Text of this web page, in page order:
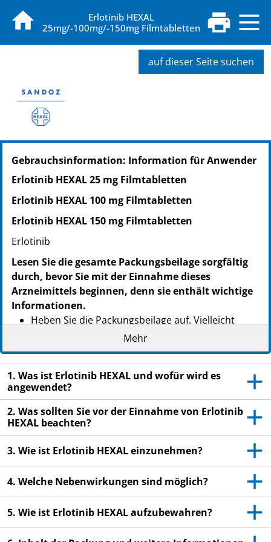
Erlotinib HEXAL
25mg/-100mg/-150mg Filmtabletten
auf dieser Seite suchen
PZN: 16121266
PPN: 111612126633
NTIN: 04150161212661
Gebrauchsinformation: Information für Anwender
Erlotinib HEXAL 25 mg Filmtabletten
Erlotinib HEXAL 100 mg Filmtabletten
Erlotinib HEXAL 150 mg Filmtabletten
Erlotinib
Lesen Sie die gesamte Packungsbeilage sorgfältig
durch, bevor Sie mit der Einnahme dieses
Arzneimittels beginnen, denn sie enthält wichtige
Informationen.
Heben Sie die Packungsbeilage auf. Vielleicht
möchten Sie diese später nochmals lesen.
Wenn Sie weitere Fragen haben, wenden Sie sich
an Ihren Arzt oder Apotheker.
Dieses Arzneimittel wurde Ihnen persönlich
verschrieben. Geben Sie es nicht an Dritte weiter.
Es kann anderen Menschen schaden, auch wenn
diese die gleichen Beschwerden haben wie Sie.
Wenn Sie Nebenwirkungen bemerken, wenden Sie
sich an Ihren Arzt oder Apotheker. Dies gilt auch
für Nebenwirkungen, die nicht in dieser
Packungsbeilage angegeben sind. Siehe Abschnitt
4.
Mehr
1. Was ist Erlotinib HEXAL und wofür wird es
angewendet?
2. Was sollten Sie vor der Einnahme von Erlotinib
HEXAL beachten?
3. Wie ist Erlotinib HEXAL einzunehmen?
4. Welche Nebenwirkungen sind möglich?
5. Wie ist Erlotinib HEXAL aufzubewahren?